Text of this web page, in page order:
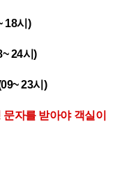
18시)
24시)
23시)
자를 받아야 객실이